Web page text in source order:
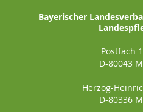
Bayerischer
Postfach
D-80043
Herzog-
D-80336